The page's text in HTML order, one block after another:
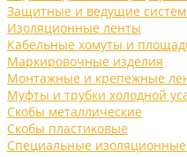
Защитные и ведущие
Изоляционные ленты
Кабельные хомуты и
Маркировочные изделия
Монтажные и крепежные
Муфты и трубки холодной
Скобы металлические
Скобы пластиковые
Специальные